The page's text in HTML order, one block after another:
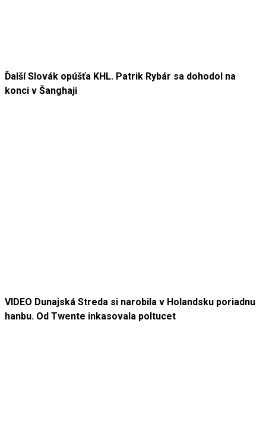
Ďalší Slovák opúšťa KHL. Patrik Rybár sa dohodol na
konci v Šanghaji
VIDEO Dunajská Streda si narobila v Holandsku poriadnu
hanbu. Od Twente inkasovala poltucet